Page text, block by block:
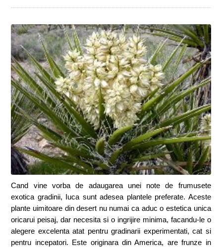
Cand vine vorba de adaugarea unei note de frumusete
exotica gradinii, Iuca sunt adesea plantele preferate. Aceste
plante uimitoare din desert nu numai ca aduc o estetica unica
oricarui peisaj, dar necesita si o ingrijire minima, facandu-le o
alegere excelenta atat pentru gradinarii experimentati, cat si
pentru incepatori. Este originara din America, are frunze in